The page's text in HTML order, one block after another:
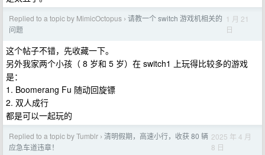
Replied to a topic by MimicOctopus › 请教一个 switch 游戏机相关的
问题
1 月 21
日
这个帖子不错，先收藏一下。
另外我家两个小孩（ 8 岁和 5 岁）在 switch1 上玩得比较多的游戏
是：
1. Boomerang Fu 随动回旋镖
2. 双人成行
都是可以一起玩的
Replied to a topic by Tumblr › 清明假期，高速小行，收获 80 辆
应急车道违章！
2025 年 4 月
8 日